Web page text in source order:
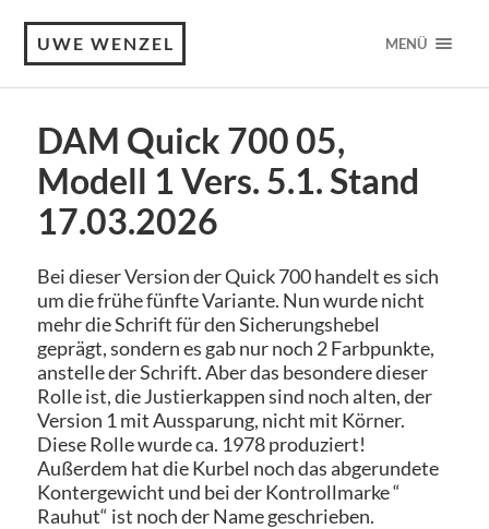
UWE WENZEL MENÜ
DAM Quick 700 05,
Modell 1 Vers. 5.1. Stand
17.03.2026
Bei dieser Version der Quick 700 handelt es sich
um die frühe fünfte Variante. Nun wurde nicht
mehr die Schrift für den Sicherungshebel
geprägt, sondern es gab nur noch 2 Farbpunkte,
anstelle der Schrift. Aber das besondere dieser
Rolle ist, die Justierkappen sind noch alten, der
Version 1 mit Aussparung, nicht mit Körner.
Diese Rolle wurde ca. 1978 produziert!
Außerdem hat die Kurbel noch das abgerundete
Kontergewicht und bei der Kontrollmarke “
Rauhut“ ist noch der Name geschrieben.